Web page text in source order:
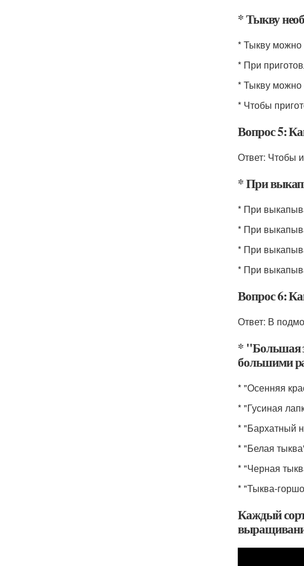
* Тыкву
* Тыкву можно
* При
* Тыкву можно
* Чтобы
Вопрос 5:
Ответ: Чтобы
* При
* При
* При
* При
* При
Вопрос 6:
Ответ: В
* "Большая
большими
* "Осенняя
* "Гусиная
* "Бархатный
* "Белая
* "Черная
* "Тыква-
Каждый